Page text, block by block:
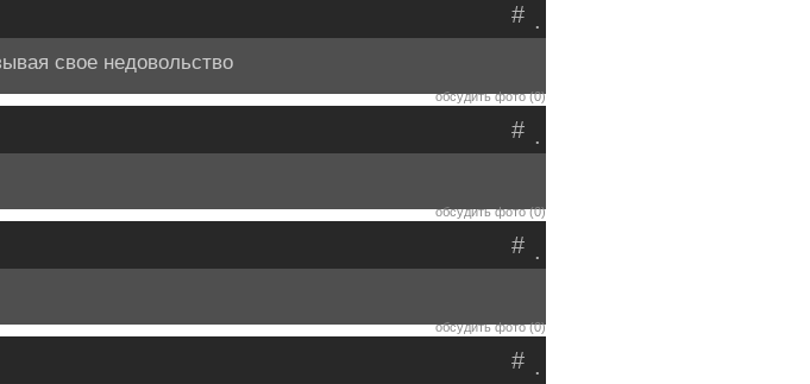
.
#
свое недовольство
обсудить фото (0)
.
#
обсудить фото (0)
.
#
обсудить фото (0)
.
#